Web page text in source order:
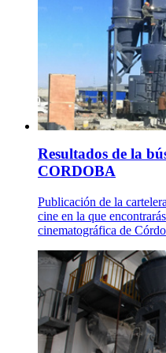
Resultados de la
CORDOBA
Publicación de la
cine en la que
cinematográfica de